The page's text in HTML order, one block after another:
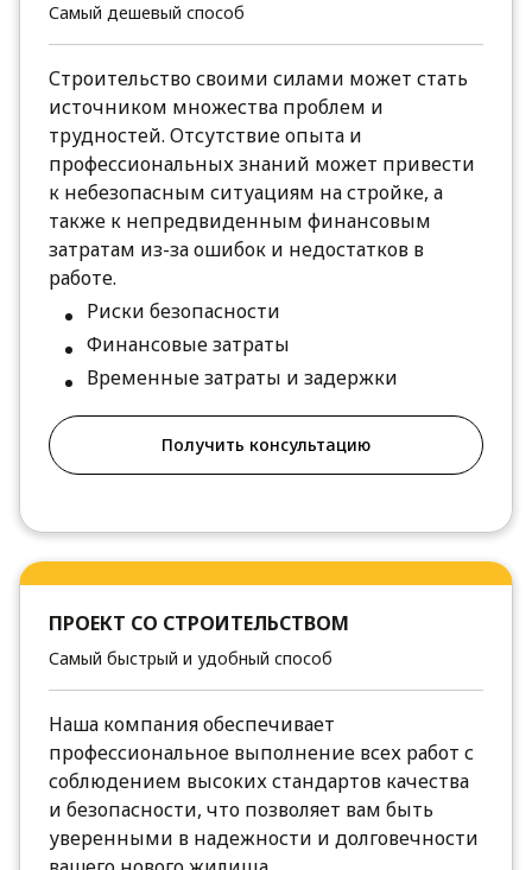
Самый дешевый способ
Строительство своими силами может стать
источником множества проблем и
трудностей. Отсутствие опыта и
профессиональных знаний может привести
к небезопасным ситуациям на стройке, а
также к непредвиденным финансовым
затратам из-за ошибок и недостатков в
работе.
Риски безопасности
Финансовые затраты
Временные затраты и задержки
Получить консультацию
ПРОЕКТ СО СТРОИТЕЛЬСТВОМ
Самый быстрый и удобный способ
Наша компания обеспечивает
профессиональное выполнение всех работ с
соблюдением высоких стандартов качества
и безопасности, что позволяет вам быть
уверенными в надежности и долговечности